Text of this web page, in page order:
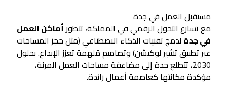
مستقبل العمل في جدة
مع تسارع التحول الرقمي في المملكة، تتطورأماكن العمل
في جدة لدمج تقنيات الذكاء الاصطناعي (مثل حجز المساحات
عبر تطبيق تشير لوكيشن) وتصاميم مُلهمة تعزز الإبداع. بحلول
2030، تتطلع جدة إلى مضاعفة مساحات العمل المرنة،
مؤكدة مكانتها كعاصمة أعمال رائدة.